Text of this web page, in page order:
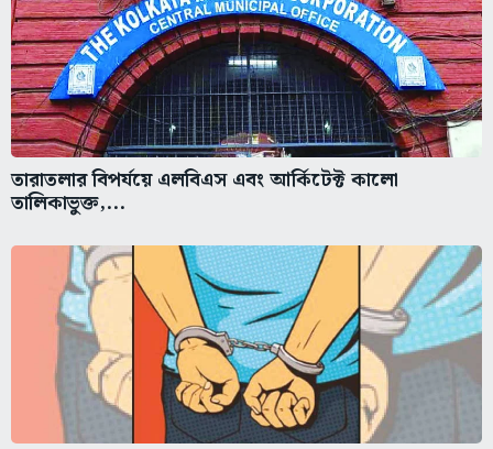
তারাতলার বিপর্যয়ে এলবিএস এবং আর্কিটেক্ট কালো
তালিকাভুক্ত,...